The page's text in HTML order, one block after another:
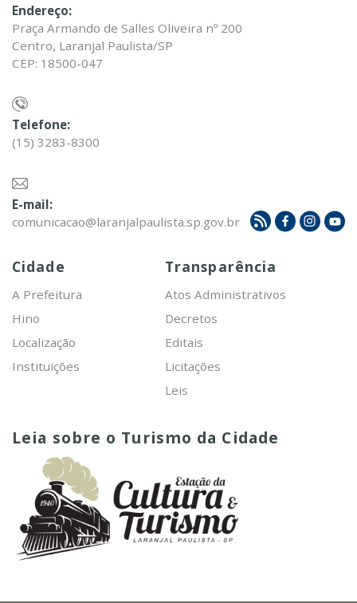
Endereço:
Praça Armando de Salles Oliveira nº 200
Centro, Laranjal Paulista/SP
CEP: 18500-047
Telefone:
(15) 3283-8300
E-mail:
comunicacao@laranjalpaulista.sp.gov.br
Cidade
A Prefeitura
Hino
Localização
Instituições
Transparência
Atos Administrativos
Decretos
Editais
Licitações
Leis
Leia sobre o Turismo da Cidade